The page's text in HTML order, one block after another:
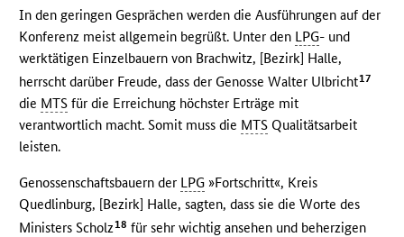
In den geringen Gesprächen werden die Ausführungen auf der
Konferenz meist allgemein begrüßt. Unter den LPG- und
werktätigen Einzelbauern von Brachwitz, [Bezirk] Halle,
herrscht darüber Freude, dass der Genosse Walter Ulbricht17
die MTS für die Erreichung höchster Erträge mit
verantwortlich macht. Somit muss die MTS Qualitätsarbeit
leisten.
Genossenschaftsbauern der LPG »Fortschritt«, Kreis
Quedlinburg, [Bezirk] Halle, sagten, dass sie die Worte des
Ministers Scholz18 für sehr wichtig ansehen und beherzigen